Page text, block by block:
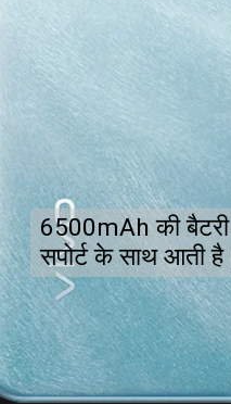
6500mAh की बैटरी
सपोर्ट के साथ आती